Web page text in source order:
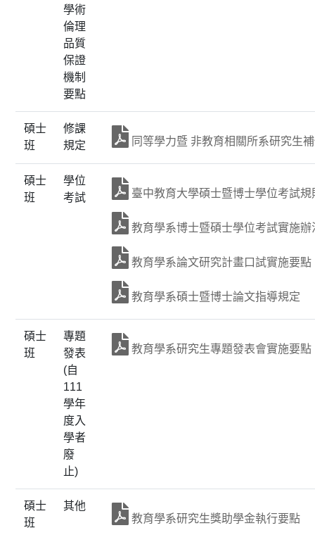
學術
倫理
品質
保證
機制
要點
碩士
班
修課
規定
同等學力暨 非教育相關所系研究生
碩士
班
學位
考試
臺中教育大學碩士暨博士學位考試規
教育學系博士暨碩士學位考試實施辦
教育學系論文研究計畫口試實施要點
教育學系碩士暨博士論文指導規定
碩士
班
專題
發表
(自
111
學年
度入
學者
廢
止)
教育學系研究生專題發表會實施要點
碩士
班
其他
教育學系研究生獎助學金執行要點